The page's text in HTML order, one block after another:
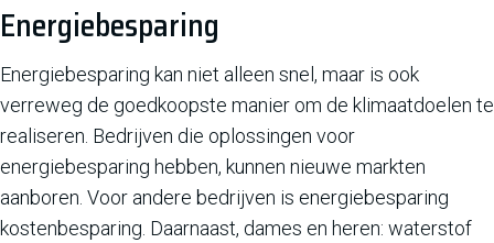
Energiebesparing
Energiebesparing kan niet alleen snel, maar is ook
verreweg de goedkoopste manier om de klimaatdoelen te
realiseren. Bedrijven die oplossingen voor
energiebesparing hebben, kunnen nieuwe markten
aanboren. Voor andere bedrijven is energiebesparing
kostenbesparing. Daarnaast, dames en heren: waterstof